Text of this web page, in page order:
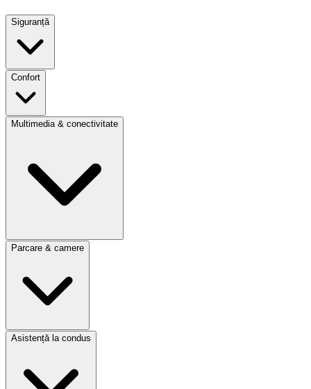
Siguranță
Confort
Multimedia & conectivitate
Parcare & camere
Asistență la condus